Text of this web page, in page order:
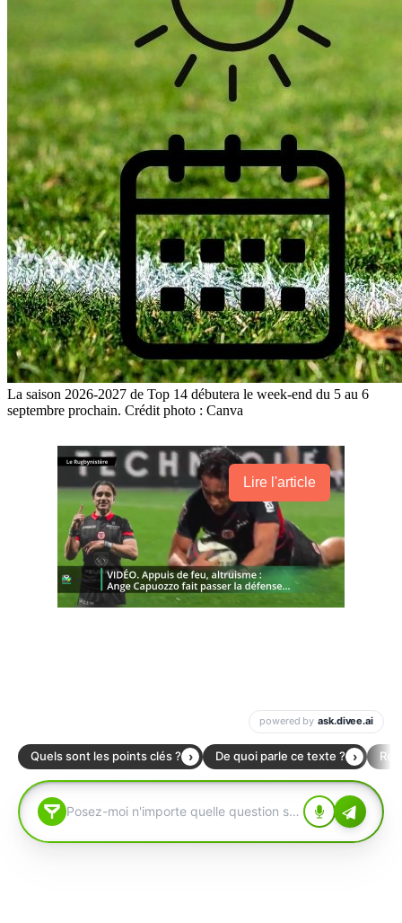
La saison 2026-2027 de Top 14 débutera le week-end du 5 au 6
septembre prochain. Crédit photo : Canva
Lire l'article